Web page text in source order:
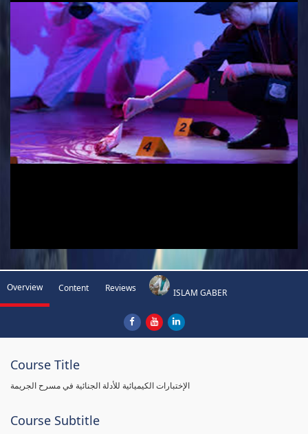
Overview Content Reviews ISLAM GABER
Course Title
الإختبارات الكيميائية للأدلة الجنائية في مسرح الجريمة
Course Subtitle